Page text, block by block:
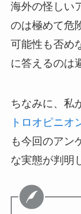
海外の怪しい
のは極めて危
可能性も否め
に答えるのは
ちなみに、私
トロオピニオ
も今回のアン
な実態が判明